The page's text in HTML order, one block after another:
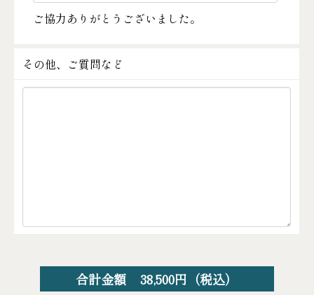
ご協力ありがとうございました。
その他、ご質問など
合計金額 38,500円（税込）